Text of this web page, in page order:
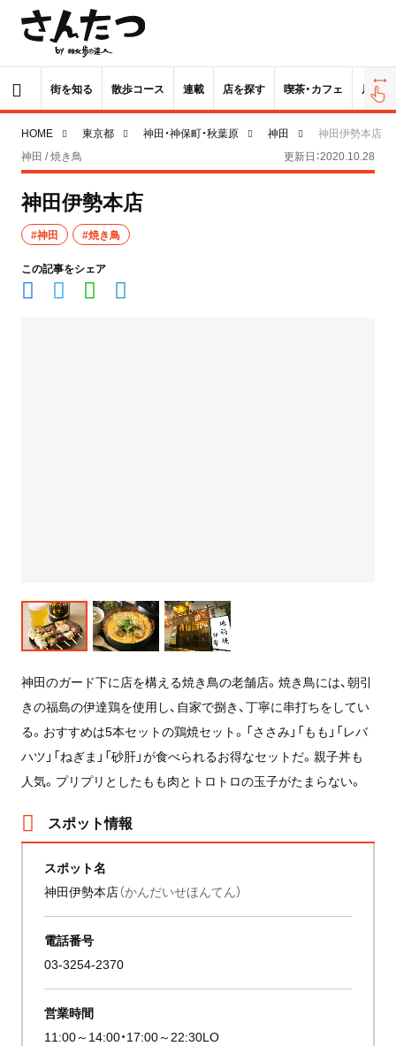
街を知る 散歩コース 連載 店を探す 喫茶・カフェ 居酒屋
HOME 東京都 神田・神保町・秋葉原 神田
神田伊勢本店
神田 / 焼き鳥
更新日：2020.10.28
神田伊勢本店
#神田 #焼き鳥
この記事をシェア
神田のガード下に店を構える焼き鳥の老舗店。焼き鳥には、朝引
きの福島の伊達鶏を使用し、自家で捌き、丁寧に串打ちをしてい
る。おすすめは5本セットの鶏焼セット。「ささみ」「もも」「レバ
ハツ」「ねぎま」「砂肝」が食べられるお得なセットだ。親子丼も
人気。プリプリとしたもも肉とトロトロの玉子がたまらない。
スポット情報
スポット名
神田伊勢本店（かんだいせほんてん）
電話番号
03-3254-2370
営業時間
11:00～14:00・17:00～22:30LO